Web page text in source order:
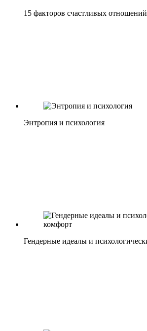
15 факторов счастливых
Энтропия и психология
Гендерные идеалы и